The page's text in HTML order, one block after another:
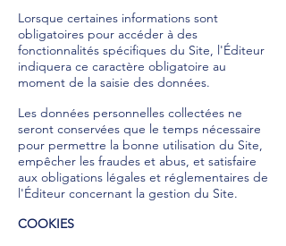
Lorsque certaines informations sont
obligatoires pour accéder à des
fonctionnalités spécifiques du Site, l'Éditeur
indiquera ce caractère obligatoire au
moment de la saisie des données.
Les données personnelles collectées ne
seront conservées que le temps nécessaire
pour permettre la bonne utilisation du Site,
empêcher les fraudes et abus, et satisfaire
aux obligations légales et réglementaires de
l'Éditeur concernant la gestion du Site.
COOKIES